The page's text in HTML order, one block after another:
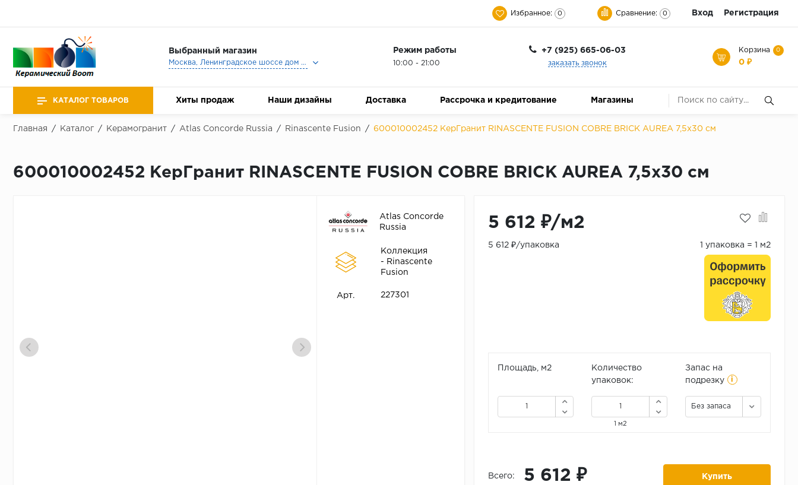
Избранное: 0 Сравнение: 0 Вход Регистрация
Выбранный магазин
Москва, Ленинградское шоссе дом 25, Торговый Центр Family Room, 2-ой этаж, Магазин Керамический Бум.
Режим работы
10:00 - 21:00
+7 (925) 665-06-03
заказать звонок
Корзина 0
0 ₽
КАТАЛОГ ТОВАРОВ Хиты продаж Наши дизайны Доставка Рассрочка и кредитование Магазины
Главная / Каталог / Керамогранит / Atlas Concorde Russia / Rinascente Fusion / 600010002452 КерГранит RINASCENTE FUSION COBRE BRICK AUREA 7,5x30 см
600010002452 КерГранит RINASCENTE FUSION COBRE BRICK AUREA 7,5x30 см
Atlas Concorde
Russia
Коллекция
- Rinascente
Fusion
Арт. 227301
5 612 ₽/м2
5 612 ₽/упаковка 1 упаковка = 1 м2
Площадь, м2
Количество
упаковок:
1 м2
Запас на
подрезку
i
Без запаса
Всего: 5 612 ₽ Купить